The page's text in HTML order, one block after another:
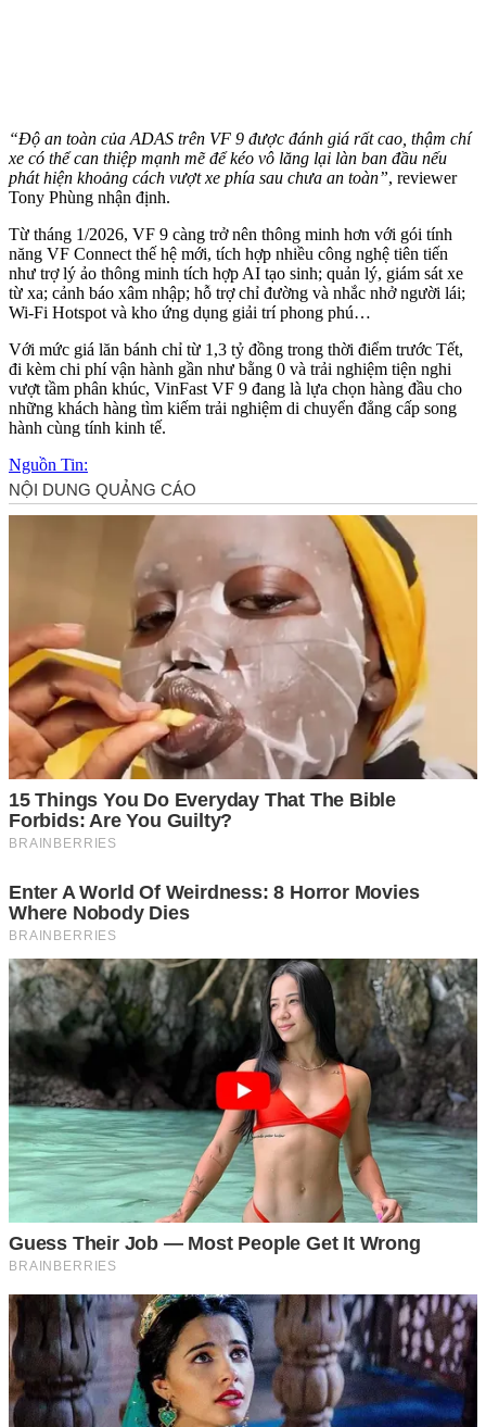
“Độ an toàn của ADAS trên VF 9 được đánh giá rất cao, thậm chí
xe có thể can thiệp mạnh mẽ để kéo vô lăng lại làn ban đầu nếu
phát hiện khoảng cách vượt xe phía sau chưa an toàn”, reviewer
Tony Phùng nhận định.
Từ tháng 1/2026, VF 9 càng trở nên thông minh hơn với gói tính
năng VF Connect thế hệ mới, tích hợp nhiều công nghệ tiên tiến
như trợ lý ảo thông minh tích hợp AI tạo sinh; quản lý, giám sát xe
từ xa; cảnh báo xâm nhập; hỗ trợ chỉ đường và nhắc nhở người lái;
Wi-Fi Hotspot và kho ứng dụng giải trí phong phú…
Với mức giá lăn bánh chỉ từ 1,3 tỷ đồng trong thời điểm trước Tết,
đi kèm chi phí vận hành gần như bằng 0 và trải nghiệm tiện nghi
vượt tầm phân khúc, VinFast VF 9 đang là lựa chọn hàng đầu cho
những khách hàng tìm kiếm trải nghiệm di chuyển đẳng cấp song
hành cùng tính kinh tế.
Nguồn Tin: